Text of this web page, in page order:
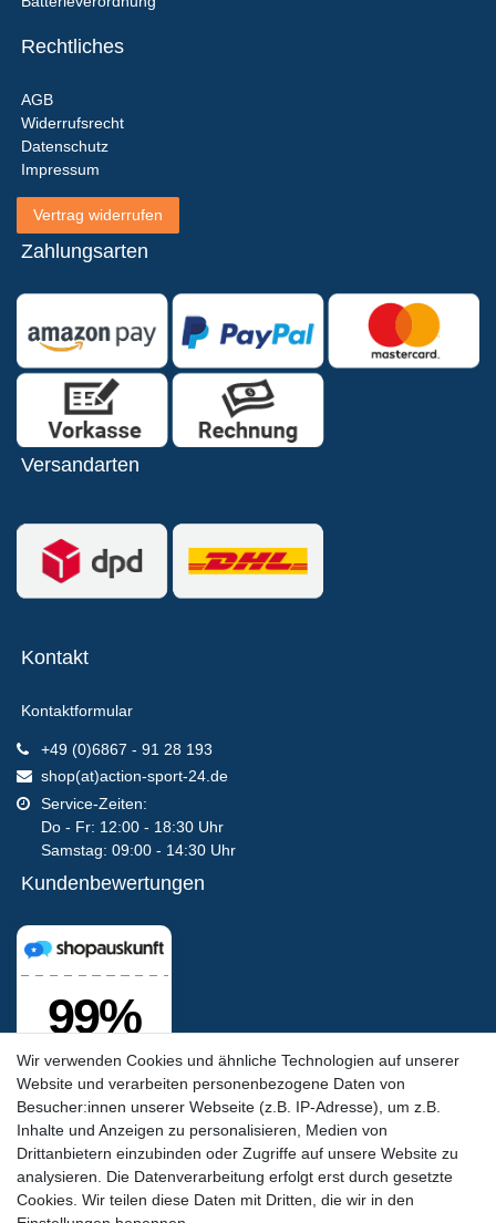
Wir verwenden Cookies und ähnliche Technologien auf unserer
Website und verarbeiten personenbezogene Daten von
Besucher:innen unserer Webseite (z.B. IP-Adresse), um z.B.
Inhalte und Anzeigen zu personalisieren, Medien von
Drittanbietern einzubinden oder Zugriffe auf unsere Website zu
analysieren. Die Datenverarbeitung erfolgt erst durch gesetzte
Cookies. Wir teilen diese Daten mit Dritten, die wir in den
Rechtliches
AGB
Widerrufsrecht
Datenschutz
Impressum
Vertrag widerrufen
Zahlungsarten
Versandarten
Kontakt
Kontaktformular
+49 (0)6867 - 91 28 193
shop(at)action-sport-24.de
Service-Zeiten:
Do - Fr: 12:00 - 18:30 Uhr
Samstag: 09:00 - 14:30 Uhr
Kundenbewertungen
Siegel & Zertifikate